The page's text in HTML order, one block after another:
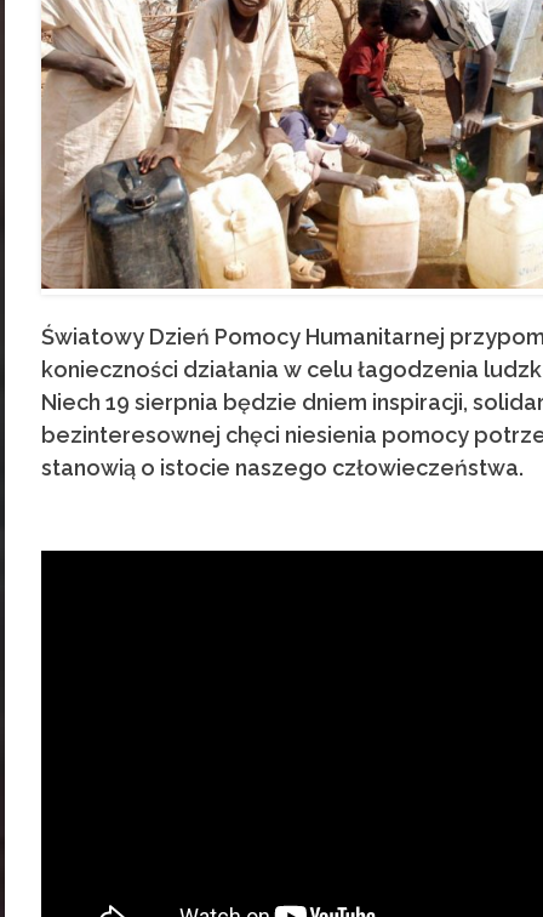
Światowy Dzień Pomocy Humanitarnej
konieczności działania w celu łagodzenia
Niech 19 sierpnia będzie dniem inspiracji,
bezinteresownej chęci niesienia pomocy
stanowią o istocie naszego człowieczeństwa.